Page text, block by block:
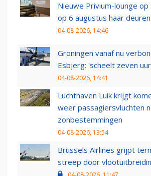
Nieuwe Privium-lounge op
op 6 augustus haar deuren
04-08-2026, 14:46
Groningen vanaf nu
Esbjerg: 'scheelt zeven
04-08-2026, 14:41
Luchthaven Luik krijgt
weer passagiersvluchten
zonbestemmingen
04-08-2026, 13:54
Brussels Airlines grijpt
streep door